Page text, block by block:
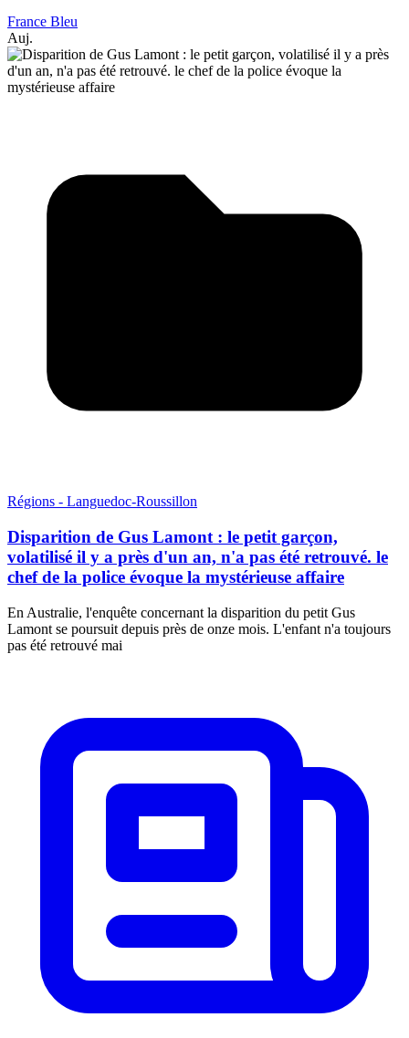
France Bleu
Auj.
Régions - Languedoc-Roussillon
Disparition de Gus Lamont : le petit garçon,
volatilisé il y a près d'un an, n'a pas été retrouvé. le
chef de la police évoque la mystérieuse affaire
En Australie, l'enquête concernant la disparition du petit Gus
Lamont se poursuit depuis près de onze mois. L'enfant n'a toujours
pas été retrouvé mai